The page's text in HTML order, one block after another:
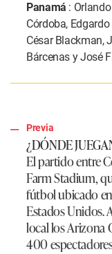
Panamá :
Córdoba,
César Blackman,
Bárcenas y José
Previa
¿DÓNDE
El partido entre
Farm Stadium,
fútbol ubicado
Estados Unidos.
local los Arizona
400